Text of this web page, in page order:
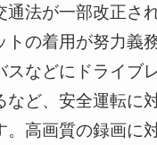
通法が一部改正さ
トの着用が努力義
スなどにドライブ
など、安全運転に
。高画質の録画に